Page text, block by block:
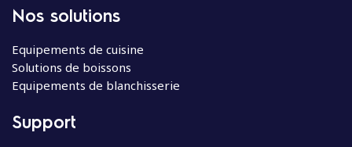
Nos solutions
Equipements de cuisine
Solutions de boissons
Equipements de blanchisserie
Support